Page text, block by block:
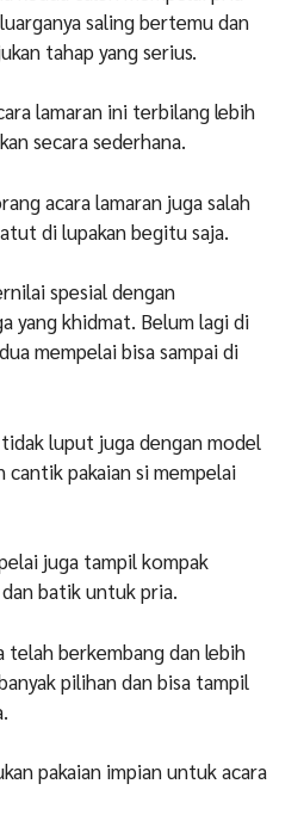
saling bertemu dan
tahap yang serius.
lamaran ini terbilang lebih
secara sederhana.
acara lamaran juga salah
di lupakan begitu saja.
spesial dengan
yang khidmat. Belum lagi di
mempelai bisa sampai di
luput juga dengan model
cantik pakaian si mempelai
juga tampil kompak
batik untuk pria.
telah berkembang dan lebih
pilihan dan bisa tampil
pakaian impian untuk acara